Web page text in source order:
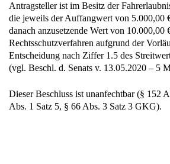
Antragsteller ist im Besitz der
die jeweils der Auffangwert von 5.000,00
danach anzusetzende Wert von 10.000,00
Rechtsschutzverfahren aufgrund der
Entscheidung nach Ziffer 1.5 des
(vgl. Beschl. d. Senats v. 13.05.2020 – 5
Dieser Beschluss ist unanfechtbar (§ 152
Abs. 1 Satz 5, § 66 Abs. 3 Satz 3 GKG).